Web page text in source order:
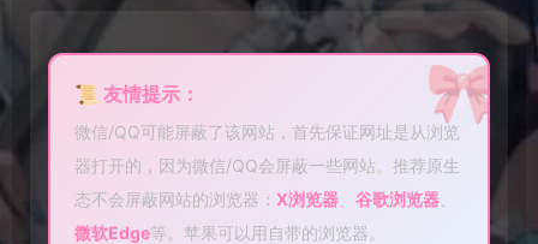
🎀
📜 友情提示：
微信/QQ可能屏蔽了该网站，首先保证网址是从浏览
器打开的，因为微信/QQ会屏蔽一些网站。推荐原生
态不会屏蔽网站的浏览器： X浏览器 谷歌浏览器
微软Edge等。苹果可以用自带的浏览器。